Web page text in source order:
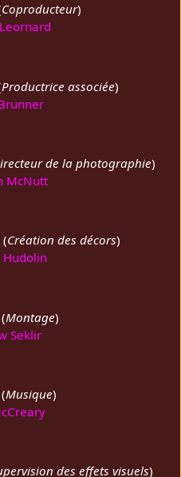
Coproducteur)
Productrice associée)
de la photographie)
McNutt
Création des décors)
Hudolin
Montage)
Seklir
Musique)
des effets visuels)